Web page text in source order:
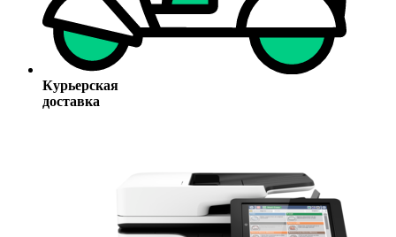
Курьерская
доставка